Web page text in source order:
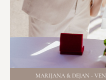
MARIJANA & DEJAN -